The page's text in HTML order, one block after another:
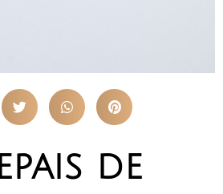
de